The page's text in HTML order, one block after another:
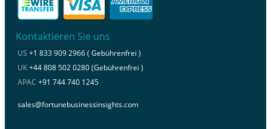
Kontaktieren Sie uns
US +1 833 909 2966 ( Gebührenfrei )
UK+44 808 502 0280 (Gebührenfrei )
APAC +91 744 740 1245
sales@fortunebusinessinsights.com